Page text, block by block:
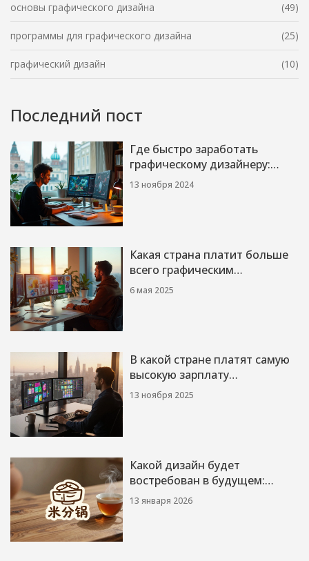
основы графического дизайна (49)
программы для графического дизайна (25)
графический дизайн (10)
Последний пост
Где быстро заработать
графическому дизайнеру:
лучшие возможности
13 ноября 2024
Какая страна платит больше
всего графическим
дизайнерам: где искать
6 мая 2025
В какой стране платят самую
высокую зарплату
графическому дизайнеру в
2025 году?
13 ноября 2025
Какой дизайн будет
востребован в будущем:
тренды 2026 и дальше
13 января 2026